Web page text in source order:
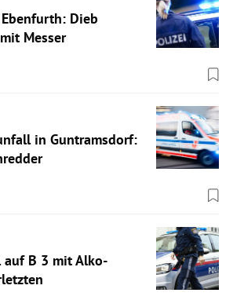
Dieb
Messer
in Guntramsdorf:
auf B 3 mit Alko-